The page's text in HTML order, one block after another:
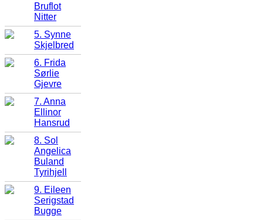
Bruflot
Nitter
5. Synne
Skjelbred
6. Frida
Sørlie
Gjevre
7. Anna
Ellinor
Hansrud
8. Sol
Angelica
Buland
Tyrihjell
9. Eileen
Serigstad
Bugge